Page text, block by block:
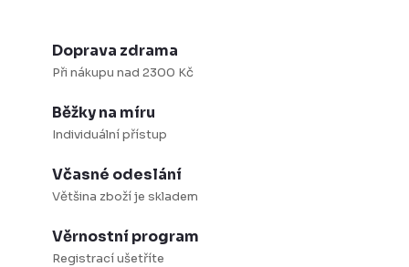
Doprava zdrama
Při nákupu nad 2300 Kč
Běžky na míru
Individuální přístup
Včasné odeslání
Většina zboží je skladem
Věrnostní program
Registrací ušetříte